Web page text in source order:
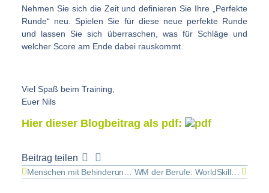
Nehmen Sie sich die Zeit und definieren Sie Ihre „Perfekte
Runde“ neu. Spielen Sie für diese neue perfekte Runde
und lassen Sie sich überraschen, was für Schläge und
welcher Score am Ende dabei rauskommt.
Viel Spaß beim Training,
Euer Nils
Hier dieser Blogbeitrag als pdf:
Beitrag teilen
Menschen mit Behinderungen WM der Berufe: WorldSkills Germany